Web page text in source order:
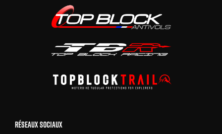
RÉSEAUX SOCIAUX